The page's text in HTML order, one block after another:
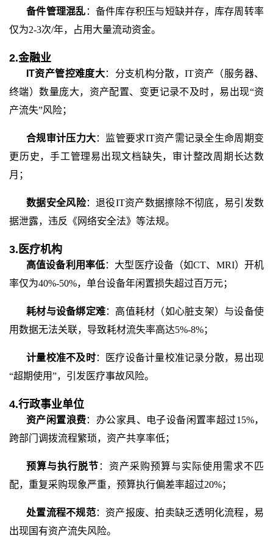
备件管理混乱 ：备件库存积压与短缺并存，库存周转率
仅为2-3次/年，占用大量流动资金。
2.金融业
IT资产管控难度大：分支机构分散，IT资产（服务器、
终端）数量庞大，资产配置、变更记录不及时，易出现“资
产流失”风险；
合规审计压力大：监管要求IT资产需记录全生命周期变
更历史，手工管理易出现文档缺失，审计整改周期长达数
月；
数据安全风险：退役IT资产数据擦除不彻底，易引发数
据泄露，违反《网络安全法》等法规。
3.医疗机构
高值设备利用率低：大型医疗设备（如CT、MRI）开机
率仅为40%-50%，单台设备年闲置损失超过百万元；
耗材与设备绑定难：高值耗材（如心脏支架）与设备使
用数据无法关联，导致耗材流失率高达5%-8%；
计量校准不及时：医疗设备计量校准记录分散，易出现
“超期使用”，引发医疗事故风险。
4.行政事业单位
资产闲置浪费：办公家具、电子设备闲置率超过15%，
跨部门调拨流程繁琐，资产共享率低；
预算与执行脱节 ：资产采购预算与实际使用需求不匹
配，重复采购现象严重，预算执行偏差率超过20%；
处置流程不规范：资产报废、拍卖缺乏透明化流程，易
出现国有资产流失风险。